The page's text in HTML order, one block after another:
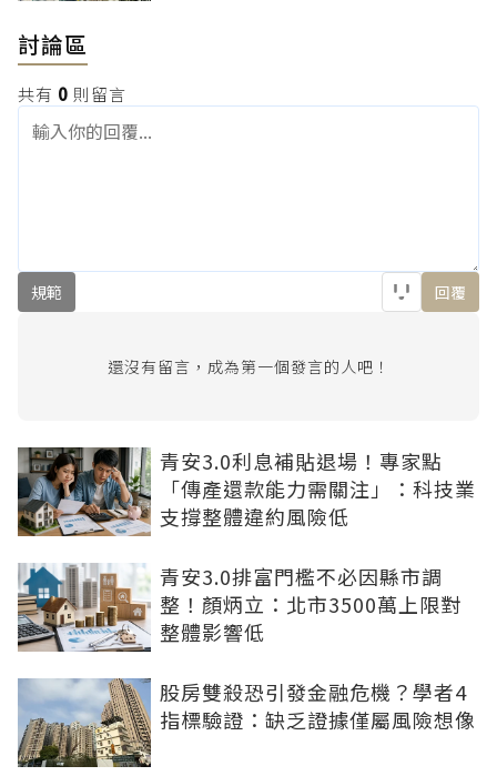
討論區
共有 0 則留言
規範 回覆
還沒有留言，成為第一個發言的人吧！
青安3.0利息補貼退場！專家點
「傳產還款能力需關注」：科技業
支撐整體違約風險低
青安3.0排富門檻不必因縣市調
整！顏炳立：北市3500萬上限對
整體影響低
股房雙殺恐引發金融危機？學者4
指標驗證：缺乏證據僅屬風險想像